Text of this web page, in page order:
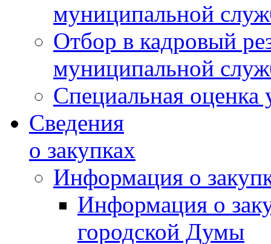
муниципальной
Отбор в кадровый
муниципальной
Специальная оценка
Сведения
о закупках
Информация о
Информация о
городской Думы